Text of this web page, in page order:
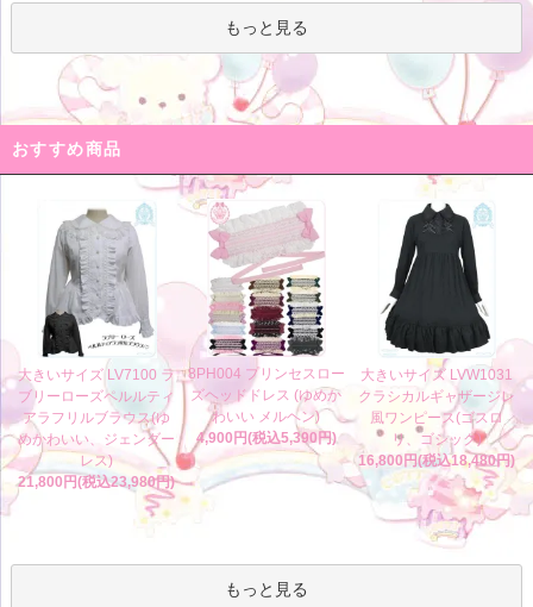
もっと見る
おすすめ商品
大きいサイズ LV7100 ラ
ブリーローズペルルティ
アラフリルブラウス(ゆ
めかわいい、ジェンダー
レス)
21,800円(税込23,980円)
8PH004 プリンセスロー
ズヘッドドレス (ゆめか
わいい メルヘン)
4,900円(税込5,390円)
大きいサイズ LVW1031
クラシカルギャザージレ
風ワンピース(ゴスロ
リ、ゴシック)
16,800円(税込18,480円)
もっと見る